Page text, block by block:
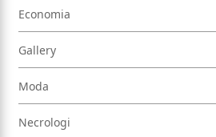
Economia
Gallery
Moda
Necrologi